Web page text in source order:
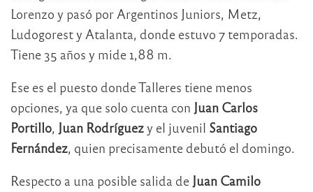
Lorenzo y pasó por Argentinos Juniors, Metz,
Ludogorest y Atalanta, donde estuvo 7 temporadas.
Tiene 35 años y mide 1,88 m.
Ese es el puesto donde Talleres tiene menos
opciones, ya que solo cuenta con Juan Carlos
Portillo, Juan Rodríguezy el juvenil Santiago
Fernández, quien precisamente debutó el domingo.
Respecto a una posible salida de Juan Camilo